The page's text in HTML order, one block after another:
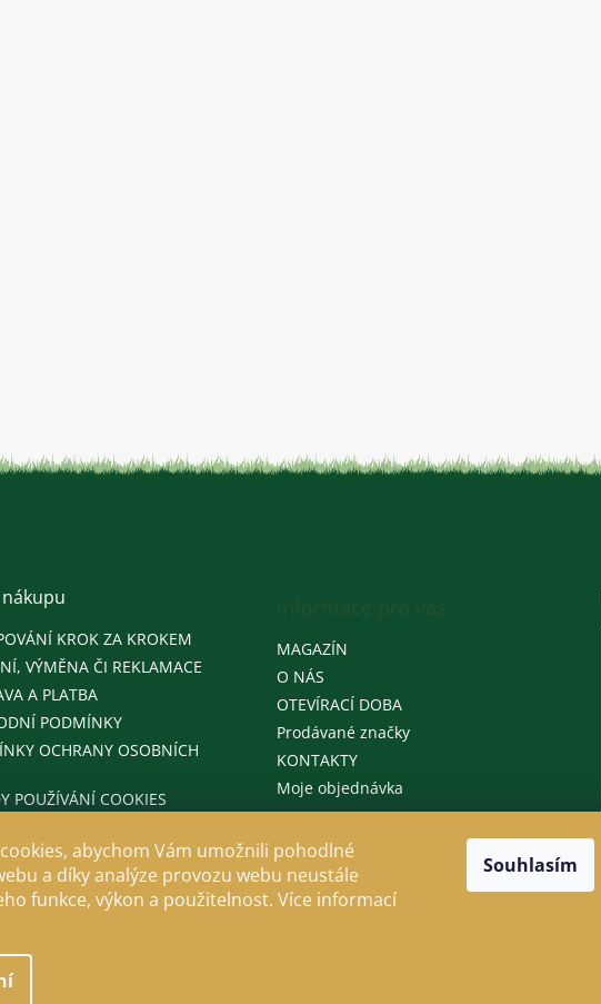
abychom Vám umožnili pohodlné
a díky analýze provozu webu neustále
funkce, výkon a použitelnost. Více informací
Souhlasím
KROK ZA KROKEM
VÝMĚNA ČI REKLAMACE
A PLATBA
PODMÍNKY
OCHRANY OSOBNÍCH
POUŽÍVÁNÍ COOKIES
MAGAZÍN
O NÁS
OTEVÍRACÍ DOBA
Prodávané značky
KONTAKTY
Moje objednávka